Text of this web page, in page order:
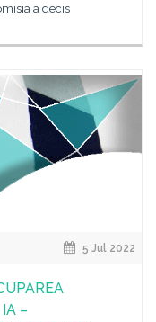
a decis
5 Jul 2022
–